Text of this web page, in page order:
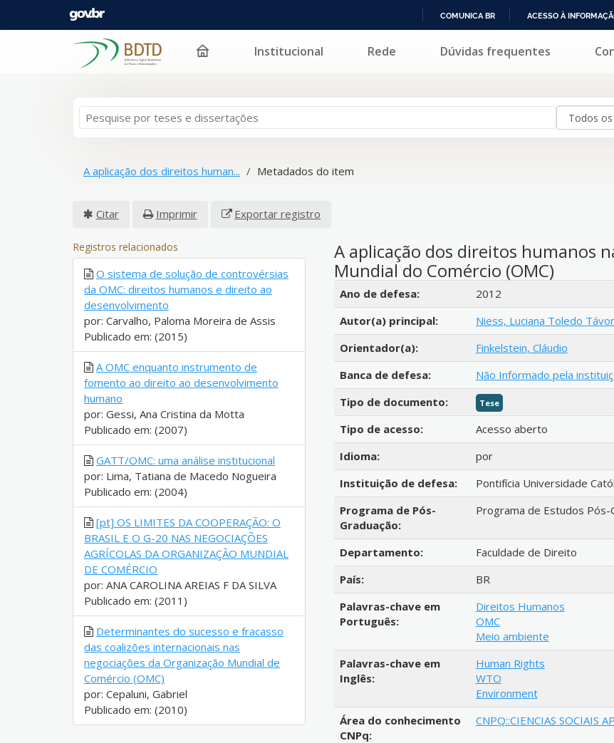
PARA
COMUNICA BR ACESSO À
Pular para o conteúdo Institucional Rede Dúvidas frequentes
A aplicação dos direitos human... Metadados do item
Citar Imprimir Exportar registro
A aplicação dos direitos humanos
Mundial do Comércio (OMC)
Detalhes bibliográficos
Ano de defesa:
2012
Autor(a) principal:
Niess, Luciana Toledo
Orientador(a):
Finkelstein, Cláudio
Banca de defesa:
Não Informado pela
Tipo de documento:
Tese
Tipo de acesso:
Acesso aberto
Idioma:
por
Instituição de defesa:
Pontifícia Universidade
Programa de Pós-
Graduação:
Programa de Estudos
Departamento:
Faculdade de Direito
País:
BR
Palavras-chave em
Português:
Direitos Humanos
OMC
Meio ambiente
Palavras-chave em
Inglês:
Human Rights
WTO
Environment
Área do conhecimento
CNPq:
CNPQ::CIENCIAS SOCIAIS
Registros relacionados
O sistema de solução de controvérsias
da OMC: direitos humanos e direito ao
desenvolvimento
por: Carvalho, Paloma Moreira de Assis
Publicado em: (2015)
A OMC enquanto instrumento de
fomento ao direito ao desenvolvimento
humano
por: Gessi, Ana Cristina da Motta
Publicado em: (2007)
GATT/OMC: uma análise institucional
por: Lima, Tatiana de Macedo Nogueira
Publicado em: (2004)
[pt] OS LIMITES DA COOPERAÇÃO: O
BRASIL E O G-20 NAS NEGOCIAÇÕES
AGRÍCOLAS DA ORGANIZAÇÃO MUNDIAL
DE COMÉRCIO
por: ANA CAROLINA AREIAS F DA SILVA
Publicado em: (2011)
Determinantes do sucesso e fracasso
das coalizões internacionais nas
negociações da Organização Mundial de
Comércio (OMC)
por: Cepaluni, Gabriel
Publicado em: (2010)